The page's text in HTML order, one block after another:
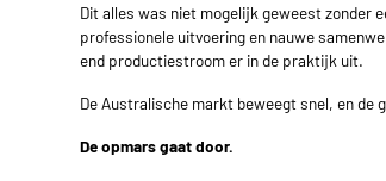
Dit alles was niet mogelijk geweest zonder
professionele uitvoering en nauwe
end productiestroom er in de praktijk uit.
De Australische markt beweegt snel, en de
De opmars gaat door.